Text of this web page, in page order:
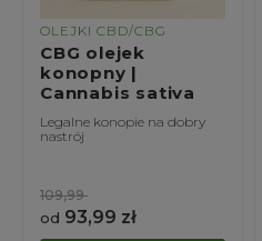
CBD/CBG
olejek
|
sativa
konopie na dobry
93,99zł
|